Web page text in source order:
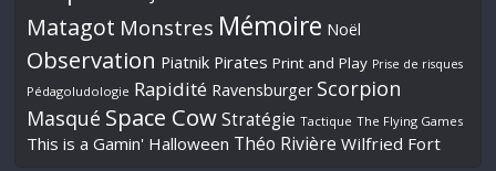
Matagot Monstres Mémoire Noël
Observation Piatnik Pirates Print and Play Prise de risques
Pédagoludologie Rapidité Ravensburger Scorpion
Masqué Space Cow Stratégie Tactique The Flying Games
This is a Gamin' Halloween Théo Rivière Wilfried Fort